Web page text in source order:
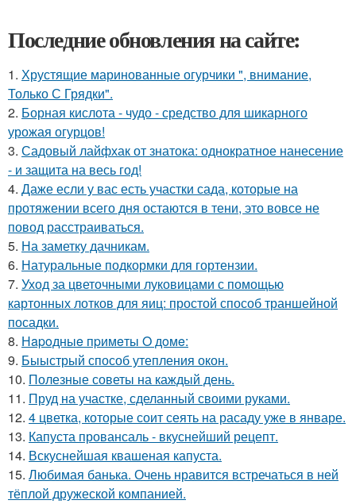
Последние обновления на сайте:
1. Хрустящие маринованные огурчики ", внимание,
Только С Грядки".
2. Борная кислота - чудо - средство для шикарного
урожая огурцов!
3. Садовый лайфхак от знатока: однократное нанесение
- и защита на весь год!
4. Даже если у вас есть участки сада, которые на
протяжении всего дня остаются в тени, это вовсе не
повод расстраиваться.
5. На заметку дачникам.
6. Натуральные подкормки для гортензии.
7. Уход за цветочными луковицами с помощью
картонных лотков для яиц: простой способ траншейной
посадки.
8. Нapoдныe пpимeты O дoмe:
9. Быыстрый способ утепления окон.
10. Полезные советы на каждый день.
11. Пруд на участке, сделанный своими руками.
12. 4 цветка, которые соит сеять на расаду уже в январе.
13. Капуста провансаль - вкуснейший рецепт.
14. Вскуснейшая квашеная капуста.
15. Любимая банька. Очень нравится встречаться в ней
тёплой дружеской компанией.